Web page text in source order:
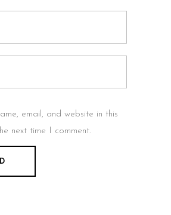
email, and website in this
next time I comment.